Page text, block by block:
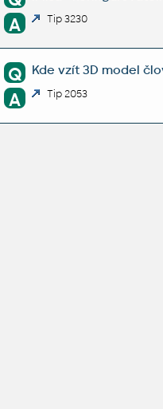
A Tip 3230
Q Kde vzít 3D model
A Tip 2053